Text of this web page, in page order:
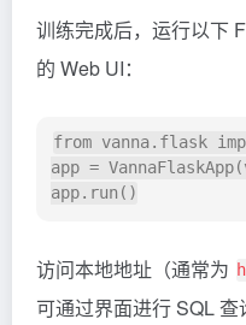
训练完成后，运行以下
的 Web UI：
from vanna.flask
app =
访问本地地址（通常为
可通过界面进行 SQL 查